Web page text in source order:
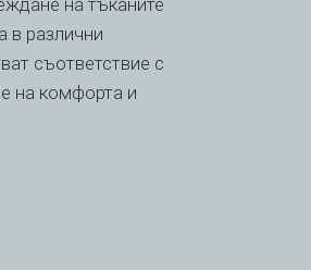
на тъканите
в различни
съответствие с
на комфорта и